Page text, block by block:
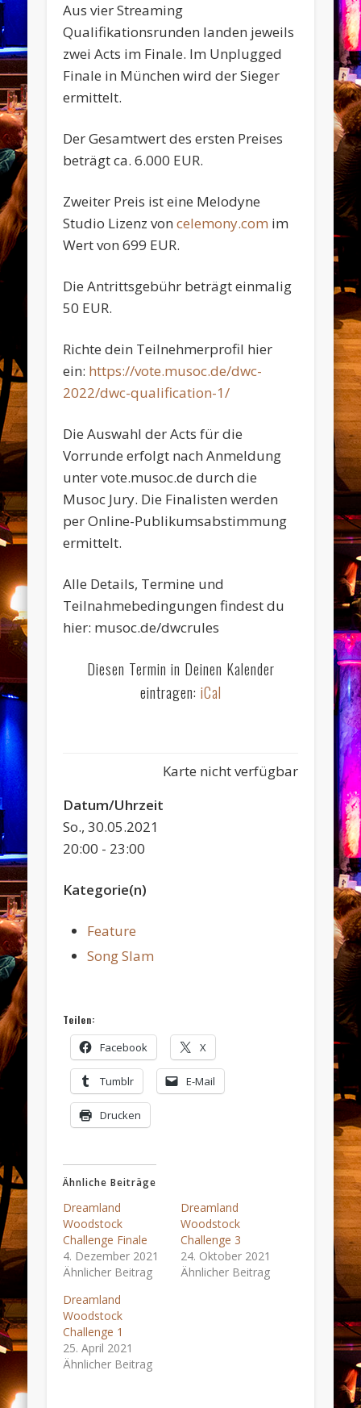
Aus vier Streaming
Qualifikationsrunden landen jeweils
zwei Acts im Finale. Im Unplugged
Finale in München wird der Sieger
ermittelt.
Der Gesamtwert des ersten Preises
beträgt ca. 6.000 EUR.
Zweiter Preis ist eine Melodyne
Studio Lizenz voncelemony.com im
Wert von 699 EUR.
Die Antrittsgebühr beträgt einmalig
50 EUR.
Richte dein Teilnehmerprofil hier
ein: https://vote.musoc.de/dwc-
2022/dwc-qualification-1/
Die Auswahl der Acts für die
Vorrunde erfolgt nach Anmeldung
unter vote.musoc.de durch die
Musoc Jury. Die Finalisten werden
per Online-Publikumsabstimmung
ermittelt.
Alle Details, Termine und
Teilnahmebedingungen findest du
hier: musoc.de/dwcrules
Diesen Termin in Deinen Kalender
eintragen: iCal
Karte nicht verfügbar
Datum/Uhrzeit
So., 30.05.2021
20:00 - 23:00
Kategorie(n)
Feature
Song Slam
Teilen:
Facebook X
Tumblr E-Mail
Drucken
Ähnliche Beiträge
Dreamland
Woodstock
Challenge Finale
4. Dezember 2021
Ähnlicher Beitrag
Dreamland
Woodstock
Challenge 3
24. Oktober 2021
Ähnlicher Beitrag
Dreamland
Woodstock
Challenge 1
25. April 2021
Ähnlicher Beitrag